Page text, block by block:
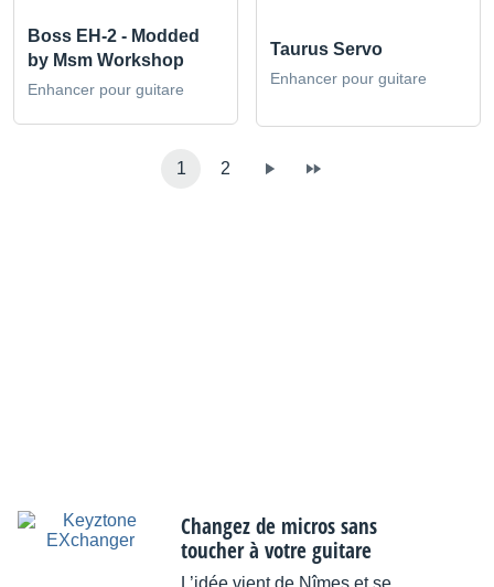
Boss EH-2 - Modded
by Msm Workshop
Enhancer pour guitare
Taurus Servo
Enhancer pour guitare
1 2
Changez de micros sans
toucher à votre guitare
L’idée vient de Nîmes et se